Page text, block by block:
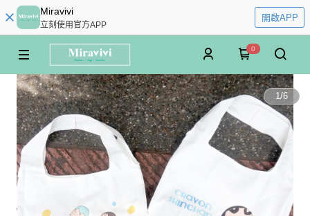
Miravivi
立刻使用官方APP
開啟APP
0
1/6